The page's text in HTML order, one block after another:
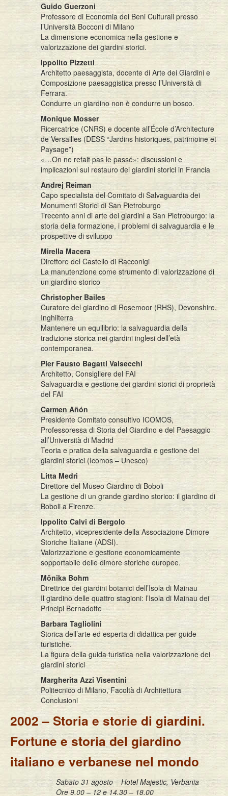
Guido Guerzoni
Professore di Economia dei Beni Culturali presso
l’Università Bocconi di Milano
La dimensione economica nella gestione e
valorizzazione dei giardini storici.
Ippolito Pizzetti
Architetto paesaggista, docente di Arte dei Giardini e
Composizione paesaggistica presso l’Università di
Ferrara.
Condurre un giardino non è condurre un bosco.
Monique Mosser
Ricercatrice (CNRS) e docente all’École d’Architecture
de Versailles (DESS “Jardins historiques, patrimoine et
Paysage”)
«…On ne refait pas le passé»: discussioni e
implicazioni sul restauro dei giardini storici in Francia
Andrej Reiman
Capo specialista del Comitato di Salvaguardia dei
Monumenti Storici di San Pietroburgo
Trecento anni di arte dei giardini a San Pietroburgo: la
storia della formazione, i problemi di salvaguardia e le
prospettive di sviluppo
Mirella Macera
Direttore del Castello di Racconigi
La manutenzione come strumento di valorizzazione di
un giardino storico
Christopher Bailes
Curatore del giardino di Rosemoor (RHS), Devonshire,
Inghilterra
Mantenere un equilibrio: la salvaguardia della
tradizione storica nei giardini inglesi dell’età
contemporanea.
Pier Fausto Bagatti Valsecchi
Architetto, Consigliere del FAI
Salvaguardia e gestione dei giardini storici di proprietà
del FAI
Carmen Añón
Presidente Comitato consultivo ICOMOS,
Professoressa di Storia del Giardino e del Paesaggio
all’Università di Madrid
Teoria e pratica della salvaguardia e gestione dei
giardini storici (Icomos – Unesco)
Litta Medri
Direttore del Museo Giardino di Boboli
La gestione di un grande giardino storico: il giardino di
Boboli a Firenze.
Ippolito Calvi di Bergolo
Architetto, vicepresidente della Associazione Dimore
Storiche Italiane (ADSI).
Valorizzazione e gestione economicamente
sopportabile delle dimore storiche europee.
Mönika Bohm
Direttrice dei giardini botanici dell’Isola di Mainau
Il giardino delle quattro stagioni: l’Isola di Mainau dei
Principi Bernadotte
Barbara Tagliolini
Storica dell’arte ed esperta di didattica per guide
turistiche.
La figura della guida turistica nella valorizzazione dei
giardini storici
Margherita Azzi Visentini
Politecnico di Milano, Facoltà di Architettura
Conclusioni
2002 – Storia e storie di giardini.
Fortune e storia del giardino
italiano e verbanese nel mondo
Sabato 31 agosto – Hotel Majestic, Verbania
Ore 9.00 – 12 e 14.30 – 18.00